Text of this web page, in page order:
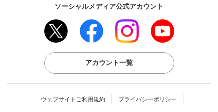
ソーシャルメディア公式アカウント
アカウント一覧
ウェブサイトご利用規約 プライバシーポリシー